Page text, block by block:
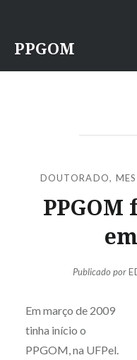
conteúdo
PPGOM
DOUTORADO,
PPGOM
Publicado por
Em março de 2009
tinha início o
PPGOM, na UFPel.